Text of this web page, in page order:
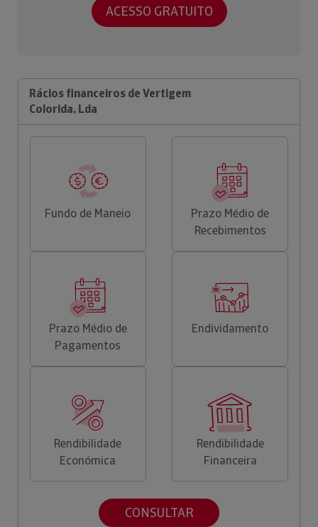
ACESSO GRATUITO
Rácios financeiros de Vertigem
Colorida, Lda
Fundo de Maneio
Prazo Médio de
Recebimentos
Prazo Médio de
Pagamentos
Endividamento
Rendibilidade
Económica
Rendibilidade
Financeira
CONSULTAR